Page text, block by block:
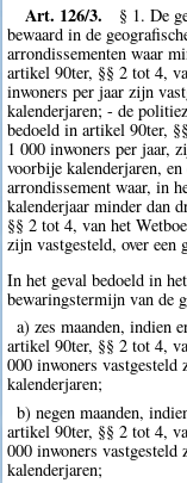
Art. 126/3.
§ 1. De
bewaard in de
arrondissementen waar
artikel 90ter, §§ 2 tot 4,
inwoners per jaar zijn
kalenderjaren; - de
bedoeld in artikel 90ter,
1 000 inwoners per jaar,
voorbije kalenderjaren,
arrondissement waar, in
kalenderjaar minder dan
§§ 2 tot 4, van het
zijn vastgesteld, over een
In het geval bedoeld in
bewaringstermijn van de
a) zes maanden, indien
artikel 90ter, §§ 2 tot 4,
000 inwoners vastgesteld
kalenderjaren;
b) negen maanden,
artikel 90ter, §§ 2 tot 4,
000 inwoners vastgesteld
kalenderjaren;